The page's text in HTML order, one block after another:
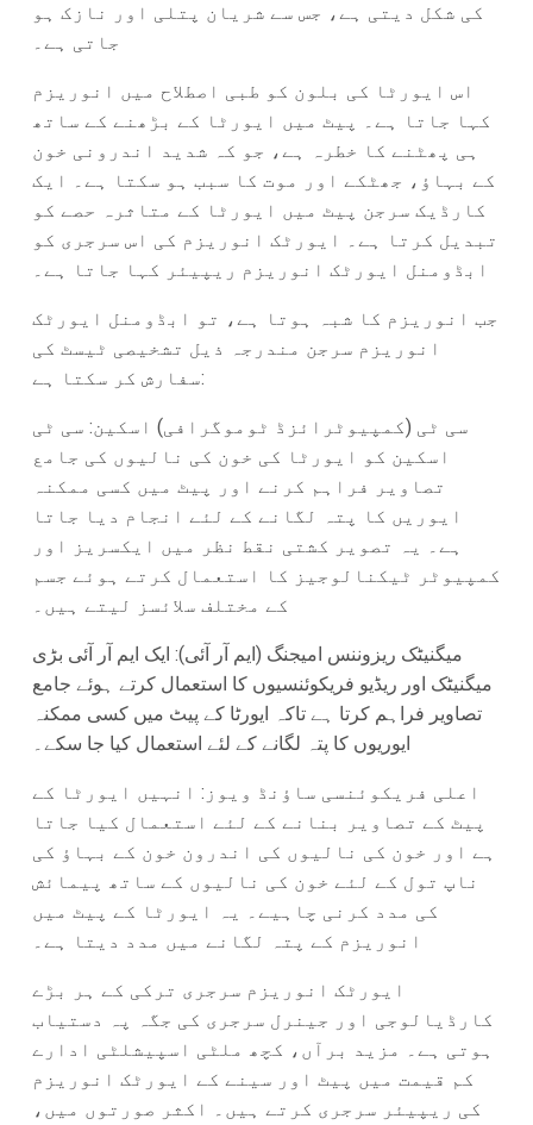
کی شکل دیتی ہے، جس سے شریان پتلی اور نازک ہو
جاتی ہے۔
اس ایورٹا کی بلون کو طبی اصطلاح میں انوریزم
کہا جاتا ہے۔ پیٹ میں ایورٹا کے بڑھنے کے ساتھ
ہی پھٹنے کا خطرہ ہے، جو کہ شدید اندرونی خون
کے بہاؤ، جھٹکے اور موت کا سبب ہو سکتا ہے۔ ایک
کارڈیک سرجن پیٹ میں ایورٹا کے متاثرہ حصے کو
تبدیل کرتا ہے۔ ایورٹک انوریزم کی اس سرجری کو
ابڈومنل ایورٹک انوریزم ریپیئر کہا جاتا ہے۔
جب انوریزم کا شبہ ہوتا ہے، تو ابڈومنل ایورٹک
انوریزم سرجن مندرجہ ذیل تشخیصی ٹیسٹ کی
سفارش کر سکتا ہے:
سی ٹی (کمپیوٹرائزڈ ٹوموگرافی) اسکین: سی ٹی
اسکین کو ایورٹا کی خون کی نالیوں کی جامع
تصاویر فراہم کرنے اور پیٹ میں کسی ممکنہ
ایوریں کا پتہ لگانے کے لئے انجام دیا جاتا
ہے۔ یہ تصویر کشتی نقط نظر میں ایکسریز اور
کمپیوٹر ٹیکنالوجیز کا استعمال کرتے ہوئے جسم
کے مختلف سلائسز لیتے ہیں۔
میگنیٹک ریزوننس امیجنگ (ایم آر آئی): ایک ایم آر آئی بڑی
میگنیٹک اور ریڈیو فریکوئنسیوں کا استعمال کرتے ہوئے جامع
تصاویر فراہم کرتا ہے تاکہ ایورٹا کے پیٹ میں کسی ممکنہ
ایوریوں کا پتہ لگانے کے لئے استعمال کیا جا سکے۔
اعلی فریکوئنسی ساؤنڈ ویوز: انہیں ایورٹا کے
پیٹ کے تصاویر بنانے کے لئے استعمال کیا جاتا
ہے اور خون کی نالیوں کی اندرون خون کے بہاؤ کی
ناپ تول کے لئے خون کی نالیوں کے ساتھ پیمائش
کی مدد کرنی چاہیے۔ یہ ایورٹا کے پیٹ میں
انوریزم کے پتہ لگانے میں مدد دیتا ہے۔
ایورٹک انوریزم سرجری ترکی کے ہر بڑے
کارڈیالوجی اور جینرل سرجری کی جگہ پہ دستیاب
ہوتی ہے۔ مزید برآں، کچھ ملٹی اسپیشلٹی ادارے
کم قیمت میں پیٹ اور سینے کے ایورٹک انوریزم
کی ریپیئر سرجری کرتے ہیں۔ اکثر صورتوں میں،